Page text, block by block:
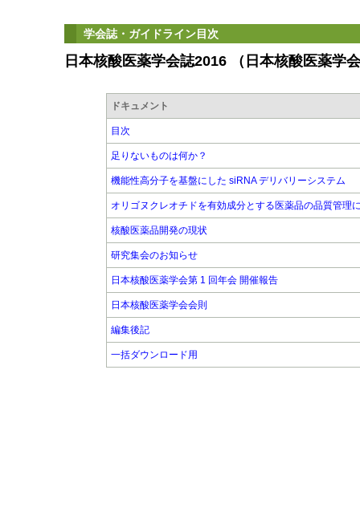
学会誌・ガイドライン目次
日本核酸医薬学会誌2016 （日本核酸医薬学
ドキュメント
目次
足りないものは何か？
機能性高分子を基盤にした siRNA デリバリーシステム
オリゴヌクレオチドを有効成分とする医薬品の品質管理
核酸医薬品開発の現状
研究集会のお知らせ
日本核酸医薬学会第 1 回年会 開催報告
日本核酸医薬学会会則
編集後記
一括ダウンロード用